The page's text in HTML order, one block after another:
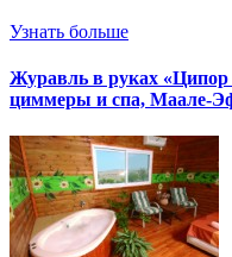
Узнать больше
Журавль в руках «Ципор
циммеры и спа, Маале-